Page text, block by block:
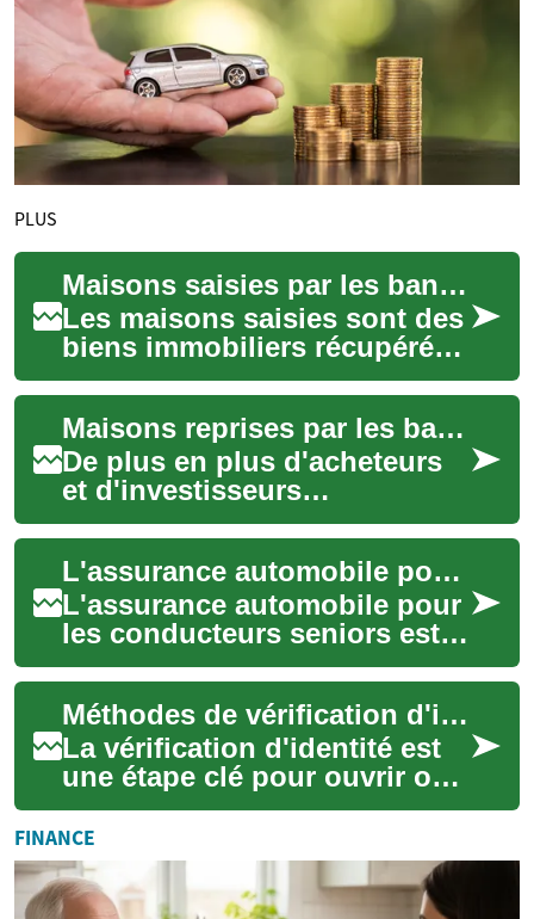
PLUS
Maisons saisies par les banques : ce qu’il faut savoir
Les maisons saisies sont des
biens immobiliers récupérés
par les créanciers lorsqu’un
emprunteur ne peut plus
rembour...
Maisons reprises par les banques : guide pratique
De plus en plus d'acheteurs
et d'investisseurs
s'intéressent aux maisons
reprises par les banques. Ces
biens, saisis ...
L'assurance automobile pour seniors : ce qu'il faut savoir
L'assurance automobile pour
les conducteurs seniors est
un sujet important qui mérite
une attention particulière.
Ave...
Méthodes de vérification d'identité : ce qu'il faut savoir
La vérification d'identité est
une étape clé pour ouvrir ou
gérer des comptes bancaires,
effectuer des transferts int...
FINANCE